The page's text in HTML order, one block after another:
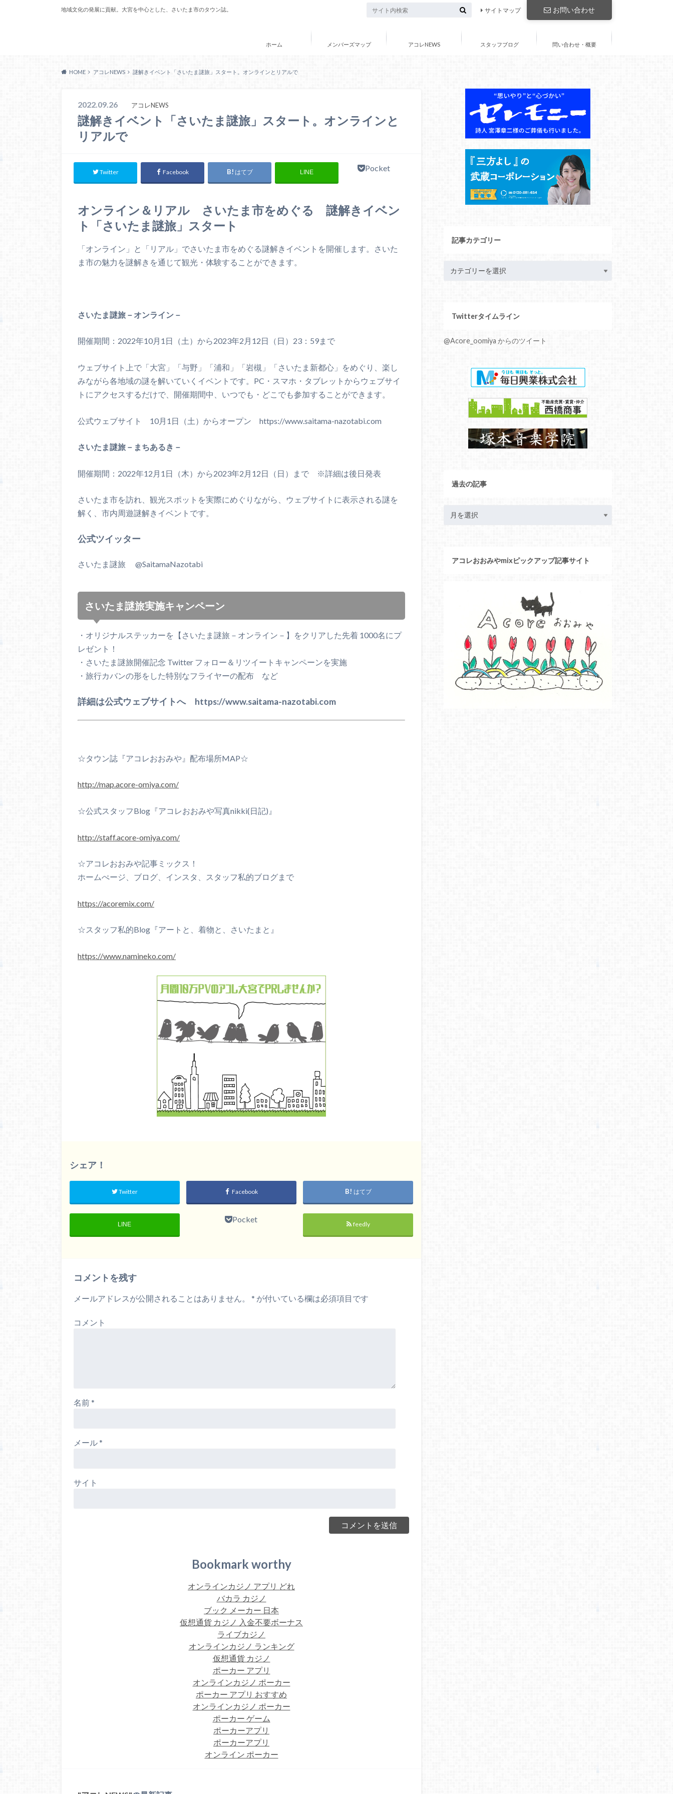
地域文化の発展に貢献。大宮を中心とした、さいたま市のタウン誌。 お問い合わせ
サイトマップ
ホーム メンバーズマップ アコレNEWS スタッフブログ 問い合わせ・概要
HOME アコレNEWS 謎解きイベント「さいたま謎旅」スタート。オンラインとリアルで
2022.09.26 アコレNEWS
謎解きイベント「さいたま謎旅」スタート。オンラインと
リアルで
Twitter Facebook はてブ LINE Pocket
オンライン＆リアル さいたま市をめぐる 謎解きイベン
ト「さいたま謎旅」スタート
「オンライン」と「リアル」でさいたま市をめぐる謎解きイベントを開催します。さいた
ま市の魅力を謎解きを通じて観光・体験することができます。
さいたま謎旅－オンライン－
開催期間：2022年10月1日（土）から2023年2月12日（日）23：59まで
ウェブサイト上で「大宮」「与野」「浦和」「岩槻」「さいたま新都心」をめぐり、楽し
みながら各地域の謎を解いていくイベントです。PC・スマホ・タブレットからウェブサイ
トにアクセスするだけで、開催期間中、いつでも・どこでも参加することができます。
公式ウェブサイト 10月1日（土）からオープン https://www.saitama-nazotabi.com
さいたま謎旅－まちあるき－
開催期間：2022年12月1日（木）から2023年2月12日（日）まで ※詳細は後日発表
さいたま市を訪れ、観光スポットを実際にめぐりながら、ウェブサイトに表示される謎を
解く、市内周遊謎解きイベントです。
公式ツイッター
さいたま謎旅 @SaitamaNazotabi
さいたま謎旅実施キャンペーン
・オリジナルステッカーを【さいたま謎旅－オンライン－】をクリアした先着 1000名にプ
レゼント！
・さいたま謎旅開催記念 Twitter フォロー＆リツイートキャンペーンを実施
・旅行カバンの形をした特別なフライヤーの配布 など
詳細は公式ウェブサイトへ https://www.saitama-nazotabi.com
☆タウン誌『アコレおおみや』配布場所MAP☆
http://map.acore-omiya.com/
☆公式スタッフBlog『アコレおおみや写真nikki(日記)』
http://staff.acore-omiya.com/
☆アコレおおみや記事ミックス！
ホームぺージ、ブログ、インスタ、スタッフ私的ブログまで
https://acoremix.com/
☆スタッフ私的Blog『アートと、着物と、さいたまと』
https://www.namineko.com/
シェア！
Twitter Facebook はてブ
LINE
Pocket
feedly
コメントを残す
メールアドレスが公開されることはありません。 * が付いている欄は必須項目です
コメント
名前*
メール*
サイト
Bookmark worthy
オンラインカジノ アプリ どれ
バカラ カジノ
ブック メーカー 日本
仮想通貨 カジノ 入金不要ボーナス
ライブカジノ
オンラインカジノ ランキング
仮想通貨 カジノ
ポーカー アプリ
オンラインカジノ ポーカー
ポーカー アプリ おすすめ
オンラインカジノ ポーカー
ポーカー ゲーム
ポーカーアプリ
ポーカーアプリ
オンライン ポーカー
記事カテゴリー
Twitterタイムライン
@Acore_oomiya からのツイート
過去の記事
アコレおおみやmixピックアップ記事サイト